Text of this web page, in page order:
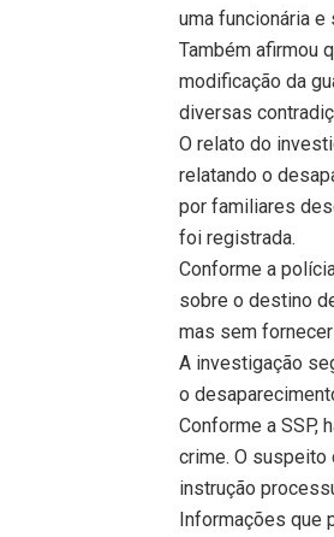
uma funcionária
Também afirmou
modificação da
diversas
O relato do
relatando o
por familiares
foi registrada.
Conforme a
sobre o destino
mas sem
A investigação
o
Conforme a SSP,
crime. O suspeito
instrução
Informações que